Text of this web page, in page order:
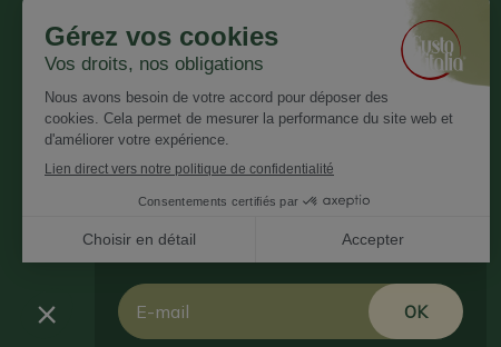
Inscrivez vous à notre newsletter
Recevez nos nouveautés et promotions
Email